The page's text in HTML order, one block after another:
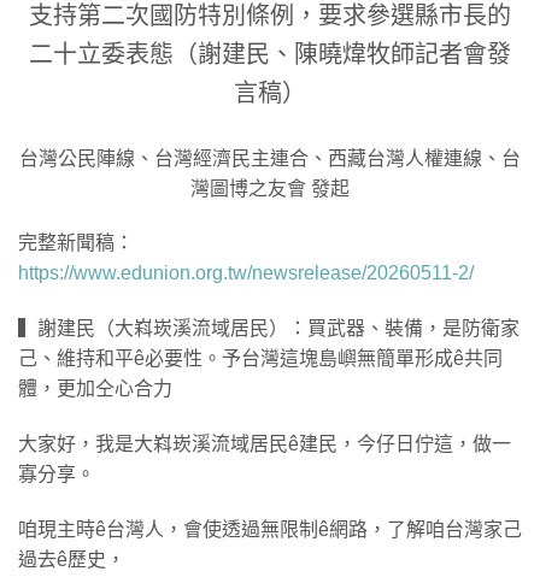
支持第二次國防特別條例，要求參選縣市長的
二十立委表態（謝建民、陳曉煒牧師記者會發
言稿）
台灣公民陣線、台灣經濟民主連合、西藏台灣人權連線、台
灣圖博之友會 發起
完整新聞稿：
https://www.edunion.org.tw/newsrelease/20260511-2/
▍謝建民（大嵙崁溪流域居民）：買武器、裝備，是防衛家
己、維持和平ê必要性。予台灣這塊島嶼無簡單形成ê共同
體，更加仝心合力
大家好，我是大嵙崁溪流域居民ê建民，今仔日佇這，做一
寡分享。
咱現主時ê台灣人，會使透過無限制ê網路，了解咱台灣家己
過去ê歷史，